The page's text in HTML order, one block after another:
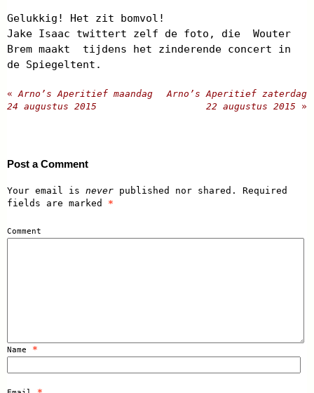
Gelukkig! Het zit bomvol!
Jake Isaac twittert zelf de foto, die Wouter
Brem maakt tijdens het zinderende concert in
de Spiegeltent.
« Arno’s Aperitief maandag
24 augustus 2015
Arno’s Aperitief zaterdag
22 augustus 2015 »
Post a Comment
Your email is never published nor shared. Required
fields are marked *
Comment
Name *